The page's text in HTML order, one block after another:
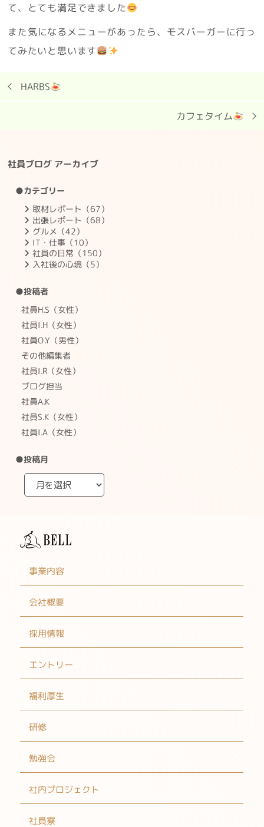
て、とても満足できました
また気になるメニューがあったら、モスバーガーに行っ
てみたいと思います
HARBS
カフェタイム
社員ブログ アーカイブ
●カテゴリー
取材レポート（67）
出張レポート（68）
グルメ（42）
IT・仕事（10）
社員の日常（150）
入社後の心境（5）
●投稿者
社員H.S（女性）
社員I.H（女性）
社員O.Y（男性）
その他編集者
社員I.R（女性）
ブログ担当
社員A.K
社員S.K（女性）
社員I.A（女性）
●投稿月
事業内容
会社概要
採用情報
エントリー
福利厚生
研修
勉強会
社内プロジェクト
社員寮